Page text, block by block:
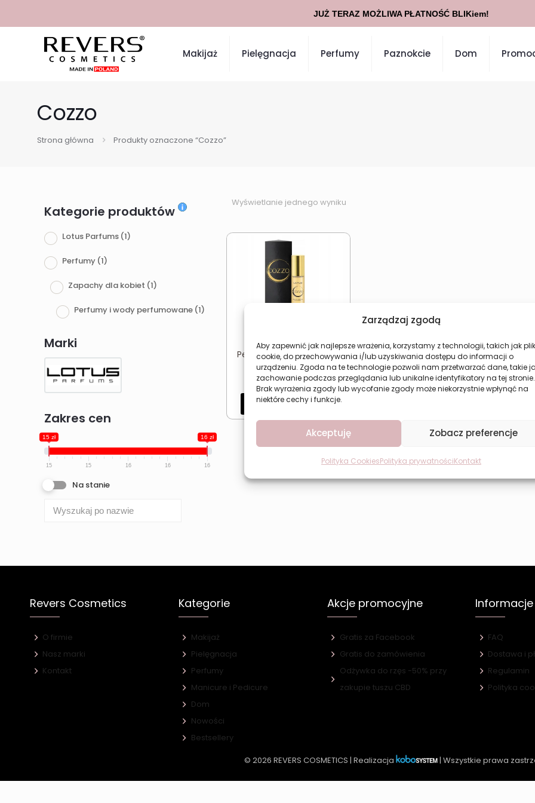
Zarządzaj zgodą
Aby zapewnić jak najlepsze wrażenia, korzystamy z technologii, takich jak
cookie, do przechowywania i/lub uzyskiwania dostępu do informacji o
urządzeniu. Zgoda na te technologie pozwoli nam przetwarzać dane, takie
zachowanie podczas przeglądania lub unikalne identyfikatory na tej stronie.
Brak wyrażenia zgody lub wycofanie zgody może niekorzystnie wpłynąć na
niektóre cechy i funkcje.
Akceptuję Zobacz preferencje
Polityka CookiesPolityka prywatnościKontakt
Makijaż Pielęgnacja Perfumy Paznokcie Dom
Cozzo
Strona główna Produkty oznaczone “Cozzo”
Kategorie produktów
Lotus Parfums (1)
Perfumy (1)
Zapachy dla kobiet (1)
Perfumy i wody perfumowane (1)
Marki
Zakres cen
15 zł 16 zł
15 15 16 16 16
Na stanie
Wyświetlanie jednego wyniku
Perfumy damskie LOTUS
Cozzo
15,49zł
Dodaj do koszyka
Revers Cosmetics
O firmie
Nasz marki
Kontakt
Kategorie
Makijaż
Pielęgnacja
Perfumy
Manicure i Pedicure
Dom
Nowości
Bestsellery
Akcje promocyjne
Gratis za Facebook
Gratis do zamówienia
Odżywka do rzęs -50% przy
zakupie tuszu CBD
Informacje
FAQ
Dostawa i
Regulamin
Polityka
© 2026 REVERS COSMETICS | Realizacja | Wszystkie prawa
JUŻ TERAZ MOŻLIWA PŁATNOŚĆ BLIKiem!